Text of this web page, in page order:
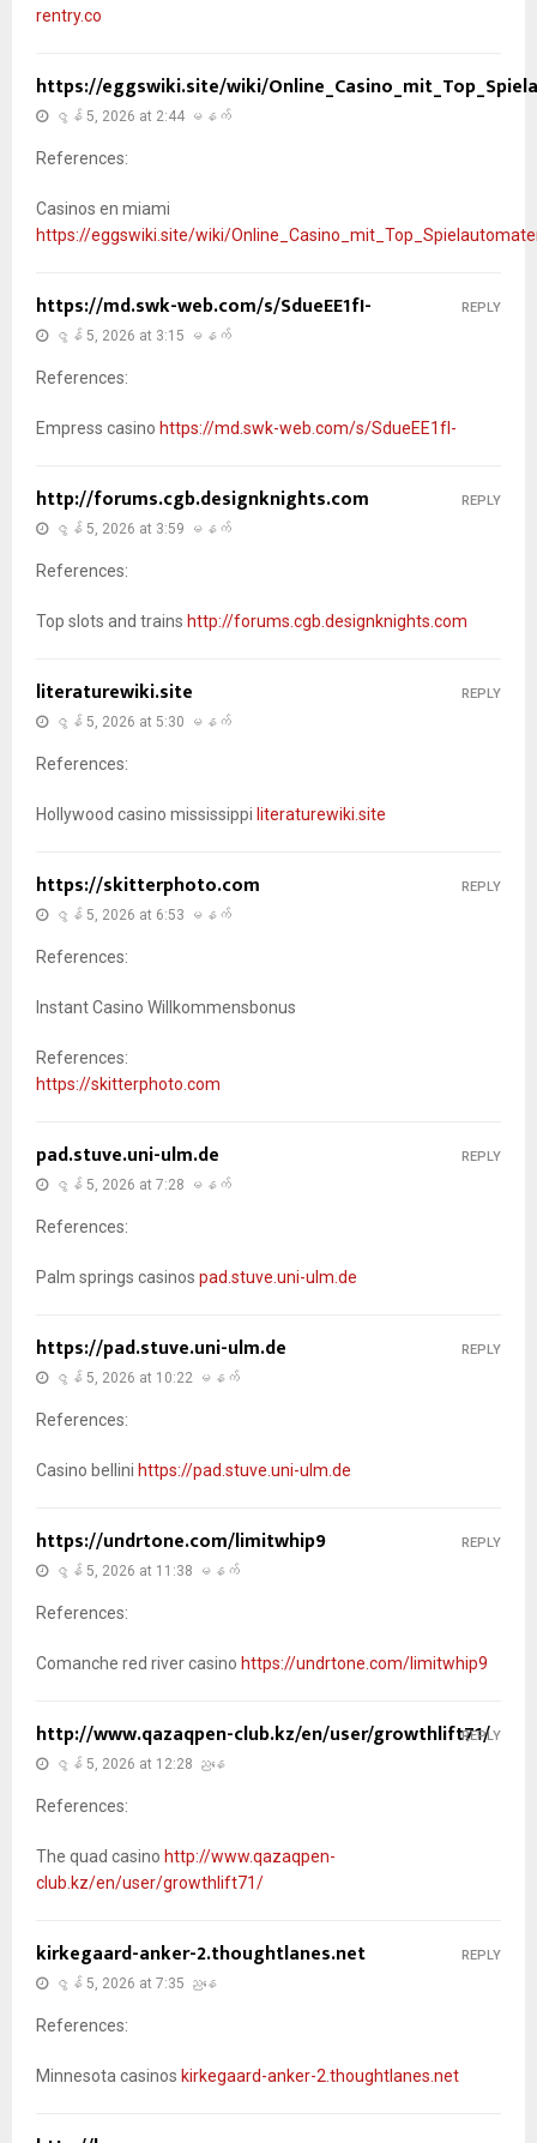
rentry.co
https://eggswiki.site/wiki/
ဇွန် 5, 2026 at 2:44 မနက်
References:
Casinos en miami
https://eggswiki.site/wiki/
https://md.swk-web.com/s/SdueEE1fI-
ဇွန် 5, 2026 at 3:15 မနက်
References:
Empress casino https://md.swk-web.com/s/SdueEE1fI-
REPLY
http://forums.cgb.designknights.com
ဇွန် 5, 2026 at 3:59 မနက်
References:
Top slots and trains http://forums.cgb.designknights.com
REPLY
literaturewiki.site
ဇွန် 5, 2026 at 5:30 မနက်
References:
Hollywood casino mississippi literaturewiki.site
REPLY
https://skitterphoto.com
ဇွန် 5, 2026 at 6:53 မနက်
References:
Instant Casino Willkommensbonus
References:
https://skitterphoto.com
REPLY
pad.stuve.uni-ulm.de
ဇွန် 5, 2026 at 7:28 မနက်
References:
Palm springs casinos pad.stuve.uni-ulm.de
REPLY
https://pad.stuve.uni-ulm.de
ဇွန် 5, 2026 at 10:22 မနက်
References:
Casino bellini https://pad.stuve.uni-ulm.de
REPLY
https://undrtone.com/limitwhip9
ဇွန် 5, 2026 at 11:38 မနက်
References:
Comanche red river casino https://undrtone.com/limitwhip9
REPLY
http://www.qazaqpen-club.kz/en/user/growthlift71/
ဇွန် 5, 2026 at 12:28 ညနေ
References:
The quad casino http://www.qazaqpen-
club.kz/en/user/growthlift71/
REPLY
kirkegaard-anker-2.thoughtlanes.net
ဇွန် 5, 2026 at 7:35 ညနေ
References:
Minnesota casinos kirkegaard-anker-2.thoughtlanes.net
REPLY